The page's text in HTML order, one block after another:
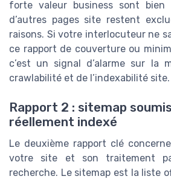
forte valeur business sont bien
d’autres pages site restent
raisons. Si votre interlocuteur ne
ce rapport de couverture ou
c’est un signal d’alarme sur la
crawlabilité et de l’indexabilité site.
Rapport 2 : sitemap
réellement indexé
Le deuxième rapport clé
votre site et son traitement
recherche. Le sitemap est la liste